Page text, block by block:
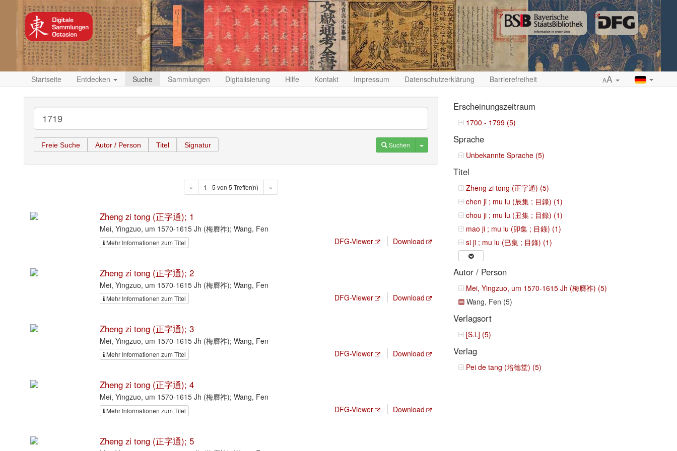
Startseite Entdecken Suche Sammlungen Digitalisierung Hilfe Kontakt Impressum Datenschutzerklärung Barrierefreiheit AA
Freie Suche Autor / Person Titel Signatur Suchen Toggle Dropdown
« 1 - 5 von 5 Treffer(n) »
Zheng zi tong (正字通); 1
Mei, Yingzuo, um 1570-1615 Jh (梅膺祚); Wang, Fen
Mehr Informationen zum Titel DFG-Viewer Download
Zheng zi tong (正字通); 2
Mei, Yingzuo, um 1570-1615 Jh (梅膺祚); Wang, Fen
Mehr Informationen zum Titel DFG-Viewer Download
Zheng zi tong (正字通); 3
Mei, Yingzuo, um 1570-1615 Jh (梅膺祚); Wang, Fen
Mehr Informationen zum Titel DFG-Viewer Download
Zheng zi tong (正字通); 4
Mei, Yingzuo, um 1570-1615 Jh (梅膺祚); Wang, Fen
Mehr Informationen zum Titel DFG-Viewer Download
Zheng zi tong (正字通); 5
Erscheinungszeitraum
1700 - 1799 (5)
Sprache
Unbekannte Sprache (5)
Titel
Zheng zi tong (正字通) (5)
chen ji ; mu lu (辰集 ; 目錄) (1)
chou ji ; mu lu (丑集 ; 目錄) (1)
mao ji ; mu lu (卯集 ; 目錄) (1)
si ji ; mu lu (巳集 ; 目錄) (1)
Autor / Person
Mei, Yingzuo, um 1570-1615 Jh (梅膺祚) (5)
Wang, Fen (5)
Verlagsort
[S.l.] (5)
Verlag
Pei de tang (培德堂) (5)